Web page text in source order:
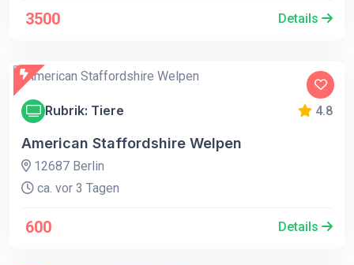
3500 Details
Rubrik: Tiere 4.8
American Staffordshire Welpen
12687 Berlin
ca. vor 3 Tagen
600 Details